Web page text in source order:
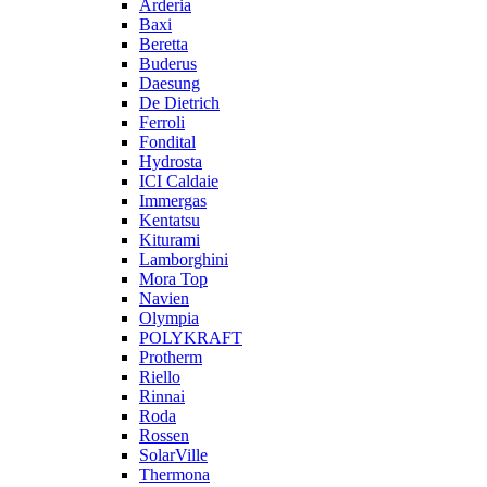
Arderia
Baxi
Beretta
Buderus
Daesung
De Dietrich
Ferroli
Fondital
Hydrosta
ICI Caldaie
Immergas
Kentatsu
Kiturami
Lamborghini
Mora Top
Navien
Olympia
POLYKRAFT
Protherm
Riello
Rinnai
Roda
Rossen
SolarVille
Thermona